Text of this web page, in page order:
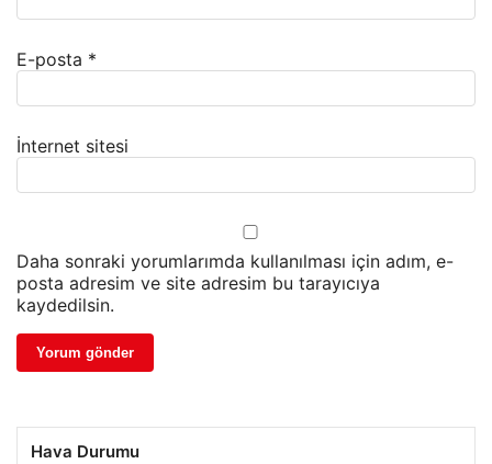
E-posta *
İnternet sitesi
Daha sonraki yorumlarımda kullanılması için adım, e-
posta adresim ve site adresim bu tarayıcıya
kaydedilsin.
Hava Durumu